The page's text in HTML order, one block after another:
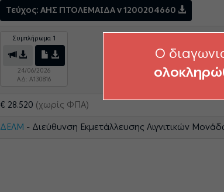
Τεύχος: ΑΗΣ ΠΤΟΛΕΜΑΙΔΑ v 1200204660
Συμπλήρωμα 1
24/06/2026
ΑΔ: A130816
€ 28.520 (χωρίς ΦΠΑ)
ΔΕΛΜ - Διεύθυνση Εκμετάλλευσης Λιγνιτικών
O